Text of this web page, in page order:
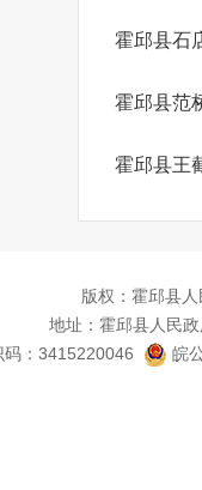
霍邱县石
霍邱县范
霍邱县王
版权：霍邱县
地址：霍邱县人民
码：3415220046
皖